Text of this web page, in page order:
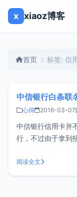
x xiaoz博客
首页 标签: 信
中信银行白条联
心得 2016-03-07
中信银行信用卡并
行，不过由于拿到
作），算是做一个
东白条用户，申请
阅读全文